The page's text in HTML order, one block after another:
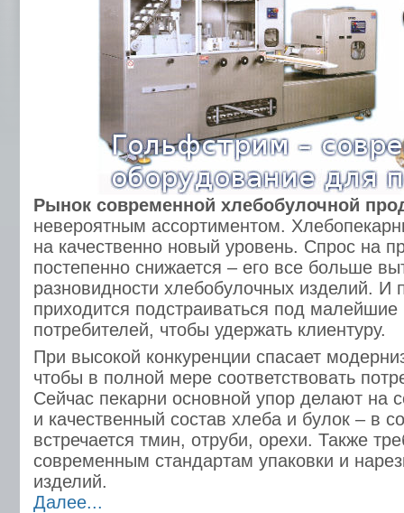
Рынок современной хлебобулочной
невероятным ассортиментом.
на качественно новый уровень. Спрос на
постепенно снижается – его все больше
разновидности хлебобулочных изделий. И
приходится подстраиваться под малейшие
потребителей, чтобы удержать клиентуру.
При высокой конкуренции спасает
чтобы в полной мере соответствовать
Сейчас пекарни основной упор делают на
и качественный состав хлеба и булок – в
встречается тмин, отруби, орехи. Также
современным стандартам упаковки и
изделий.
Далее...